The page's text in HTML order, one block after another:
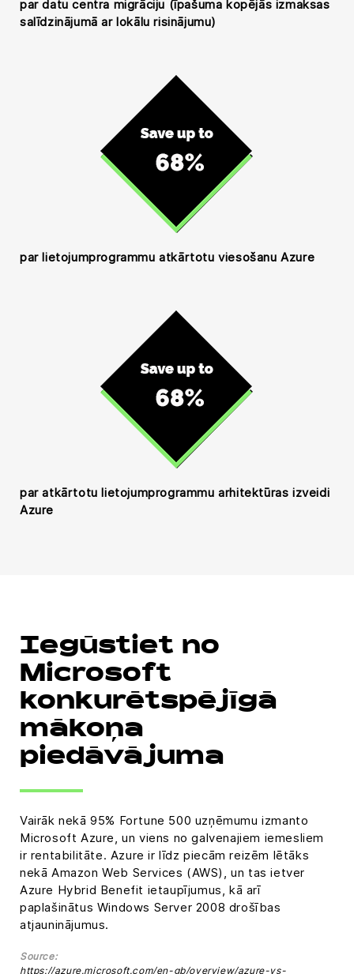
par datu centra migrāciju (īpašuma kopējās izmaksas
salīdzinājumā ar lokālu risinājumu)
par lietojumprogrammu atkārtotu viesošanu Azure
par atkārtotu lietojumprogrammu arhitektūras izveidi
Azure
Iegūstiet no
Microsoft
konkurētspējīgā
mākoņa
piedāvājuma
Vairāk nekā 95% Fortune 500 uzņēmumu izmanto
Microsoft Azure, un viens no galvenajiem iemesliem
ir rentabilitāte. Azure ir līdz piecām reizēm lētāks
nekā Amazon Web Services (AWS), un tas ietver
Azure Hybrid Benefit ietaupījumus, kā arī
paplašinātus Windows Server 2008 drošības
atjauninājumus.
Source:
https://azure.microsoft.com/en-gb/overview/azure-vs-